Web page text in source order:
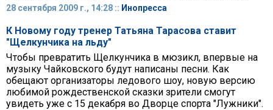
28 сентября 2009 г., 14:28 :: Инопресса
К Новому году тренер Татьяна Тарасова ставит
"Щелкунчика на льду"
Чтобы превратить Щелкунчика в мюзикл, впервые на
музыку Чайковского будут написаны песни. Как
обещают организаторы ледового шоу, новую версию
любимой рождественской сказки зрители смогут
увидеть уже с 15 декабря во Дворце спорта "Лужники".